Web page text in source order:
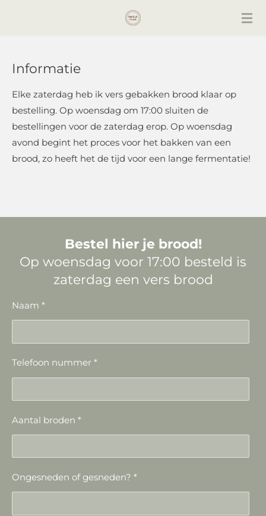
deInformatie
Elke zaterdag heb ik vers gebakken brood klaar op
bestelling. Op woensdag om 17:00 sluiten de
bestellingen voor de zaterdag erop. Op woensdag
avond begint het proces voor het bakken van een
brood, zo heeft het de tijd voor een lange fermentatie!
Bestel hier je brood!
Op woensdag voor 17:00 besteld is
zaterdag een vers brood
Naam *
Telefoon nummer *
Aantal broden *
Ongesneden of gesneden? *